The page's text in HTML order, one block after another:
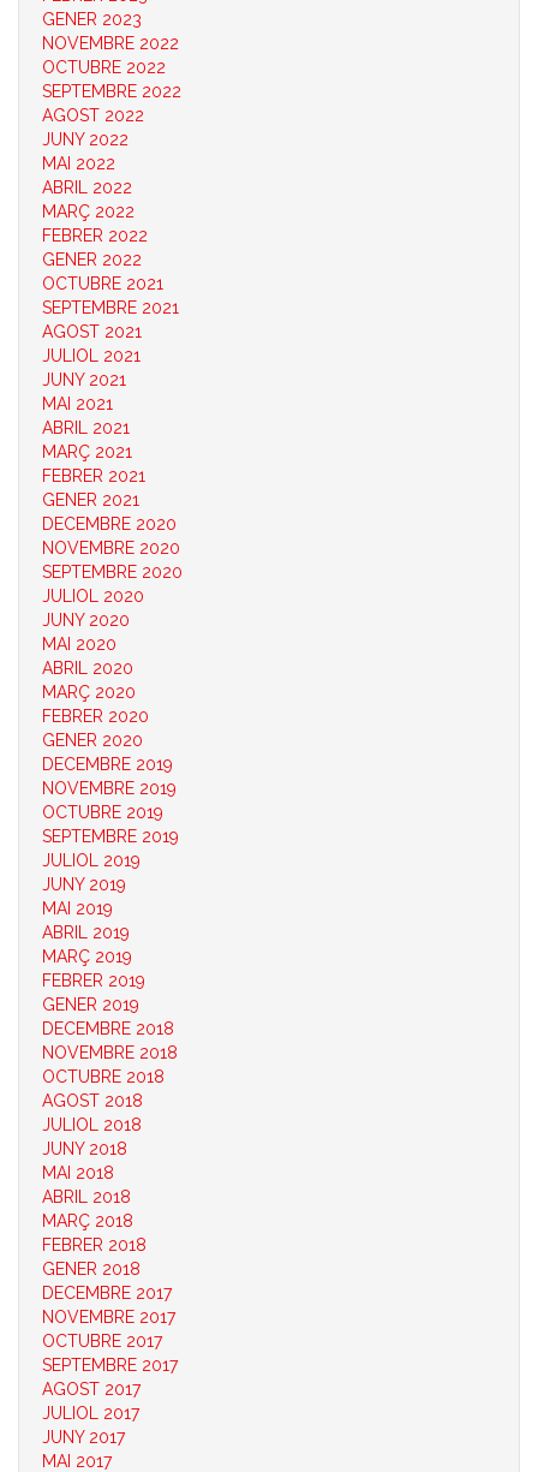
GENER 2023
NOVEMBRE 2022
OCTUBRE 2022
SEPTEMBRE 2022
AGOST 2022
JUNY 2022
MAI 2022
ABRIL 2022
MARÇ 2022
FEBRER 2022
GENER 2022
OCTUBRE 2021
SEPTEMBRE 2021
AGOST 2021
JULIOL 2021
JUNY 2021
MAI 2021
ABRIL 2021
MARÇ 2021
FEBRER 2021
GENER 2021
DECEMBRE 2020
NOVEMBRE 2020
SEPTEMBRE 2020
JULIOL 2020
JUNY 2020
MAI 2020
ABRIL 2020
MARÇ 2020
FEBRER 2020
GENER 2020
DECEMBRE 2019
NOVEMBRE 2019
OCTUBRE 2019
SEPTEMBRE 2019
JULIOL 2019
JUNY 2019
MAI 2019
ABRIL 2019
MARÇ 2019
FEBRER 2019
GENER 2019
DECEMBRE 2018
NOVEMBRE 2018
OCTUBRE 2018
AGOST 2018
JULIOL 2018
JUNY 2018
MAI 2018
ABRIL 2018
MARÇ 2018
FEBRER 2018
GENER 2018
DECEMBRE 2017
NOVEMBRE 2017
OCTUBRE 2017
SEPTEMBRE 2017
AGOST 2017
JULIOL 2017
JUNY 2017
MAI 2017